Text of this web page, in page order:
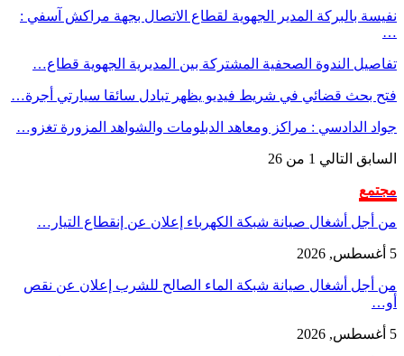
نفيسة بالبركة المدير الجهوية لقطاع الاتصال بجهة مراكش آسفي :
…
تفاصيل الندوة الصحفية المشتركة بين المديرية الجهوية قطاع…
فتح بحث قضائي في شريط فيديو يظهر تبادل سائقا سيارتي أجرة…
جواد الدادسي : مراكز ومعاهد الدبلومات والشواهد المزورة تغزو…
السابق التالي 1 من 26
مجتمع
من أجل أشغال صيانة شبكة الكهرباء إعلان عن إنقطاع التيار…
5 أغسطس, 2026
من أجل أشغال صيانة شبكة الماء الصالح للشرب إعلان عن نقص
أو…
5 أغسطس, 2026